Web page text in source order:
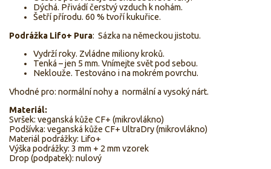
Dýchá. Přivádí čerstvý vzduch k nohám.
Šetří přírodu. 60 % tvoří kukuřice.
Podrážka Lifo+ Pura: Sázka na německou jistotu.
Vydrží roky. Zvládne miliony kroků.
Tenká – jen 5 mm. Vnímejte svět pod sebou.
Neklouže. Testováno i na mokrém povrchu.
Vhodné pro: normální nohy a normální a vysoký nárt.
Materiál:
Svršek: veganská kůže CF+ (mikrovlákno)
Podšívka: veganská kůže CF+ UltraDry (mikrovlákno)
Materiál podrážky: Lifo+
Výška podrážky: 3 mm + 2 mm vzorek
Drop (podpatek): nulový